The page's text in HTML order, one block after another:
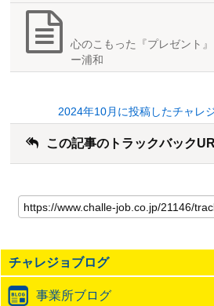
心のこもった『プレゼント
ー浦和
2024年10月に投稿したチャレ
この記事のトラックバック
の
記
の
ト
ッ
チャレジョブログ
事業所ブログ